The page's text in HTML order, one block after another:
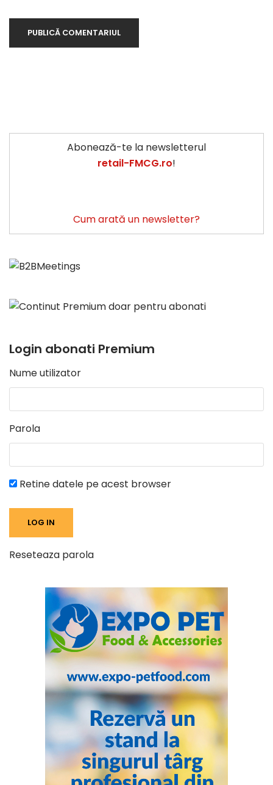
Abonează-te la newsletterul
retail-FMCG.ro!
Cum arată un newsletter?
Login abonati Premium
Nume utilizator
Parola
Retine datele pe acest browser
Reseteaza parola